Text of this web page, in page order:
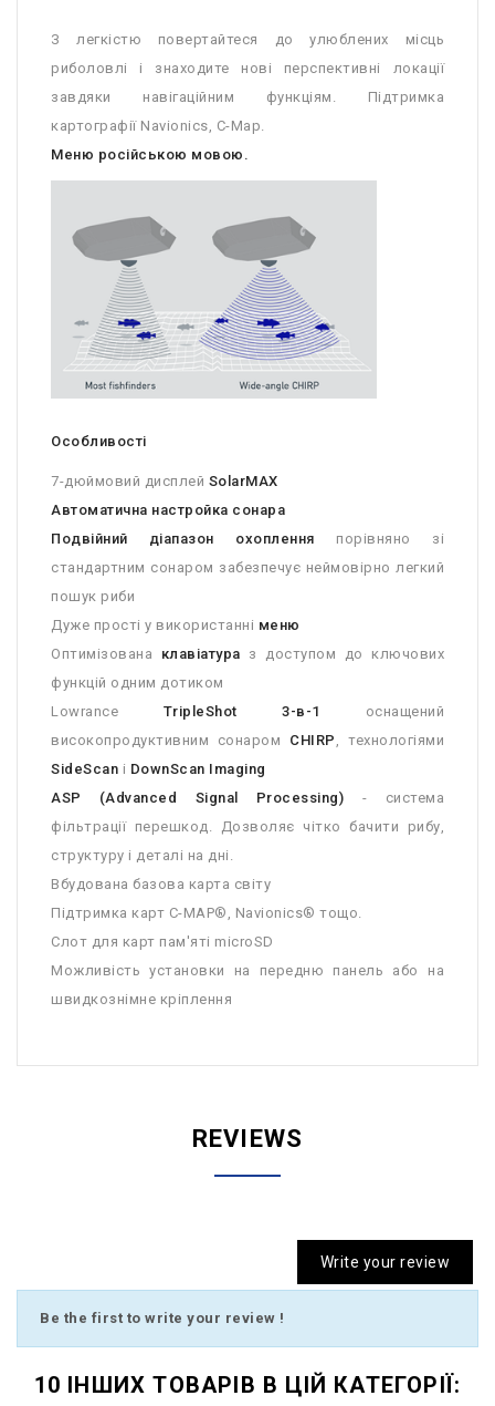
З легкістю повертайтеся до улюблених місць
риболовлі і знаходите нові перспективні локації
завдяки навігаційним функціям. Підтримка
картографії Navionics, C-Map.
Меню російською мовою.
Особливості
7-дюймовий дисплей SolarMAX
Автоматична настройка сонара
Подвійний діапазон
охоплення порівняно зі
стандартним сонаром забезпечує неймовірно легкий
пошук риби
Дуже прості у використанні меню
Оптимізована клавіатура з доступом до ключових
функцій одним дотиком
Lowrance TripleShot 3-в-1
оснащений
високопродуктивним сонаром CHIRP , технологіями
SideScan і DownScan Imaging
ASP (Advanced Signal Processing) - система
фільтрації перешкод. Дозволяє чітко бачити рибу,
структуру і деталі на дні.
Вбудована базова карта світу
Підтримка карт C-MAP®, Navionics® тощо.
Слот для карт пам'яті microSD
Можливість установки на передню панель або на
швидкознімне кріплення
REVIEWS
Write your review
Be the first to write your review !
10 ІНШИХ ТОВАРІВ В ЦІЙ КАТЕГОРІЇ: